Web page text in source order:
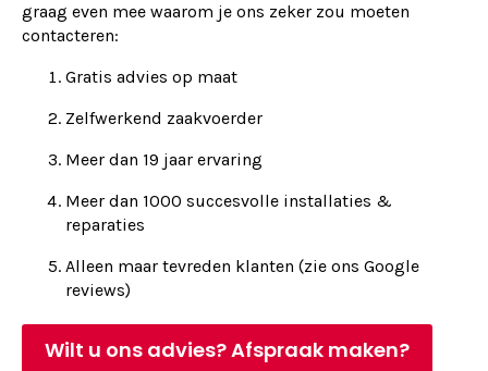
graag even mee waarom je ons zeker zou moeten
contacteren:
Gratis advies op maat
Zelfwerkend zaakvoerder
Meer dan 19 jaar ervaring
Meer dan 1000 succesvolle installaties &
reparaties
Alleen maar tevreden klanten (zie ons Google
reviews)
Wilt u ons advies? Afspraak maken?